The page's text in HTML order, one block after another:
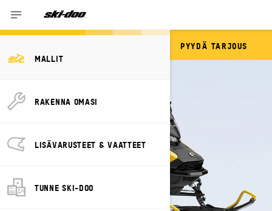
MALLIT
RAKENNA OMASI
LISÄVARUSTEET & VAATTEET
TUNNE SKI-DOO
PYYDÄ TARJOUS